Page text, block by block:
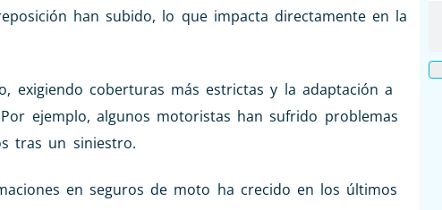
han subido, lo que impacta directamente en la
exigiendo coberturas más estrictas y la adaptación a
ejemplo, algunos motoristas han sufrido problemas
tras un siniestro.
en seguros de moto ha crecido en los últimos